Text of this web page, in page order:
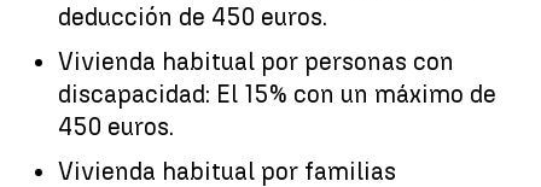
deducción de 450 euros.
Vivienda habitual por personas con
discapacidad: El 15% con un máximo de
450 euros.
Vivienda habitual por familias